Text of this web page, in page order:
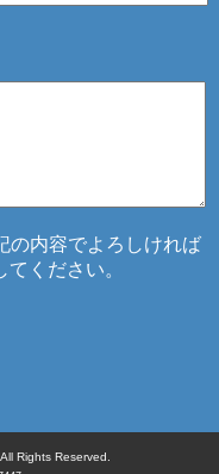
の内容でよろしければ
ください。
Rights Reserved.